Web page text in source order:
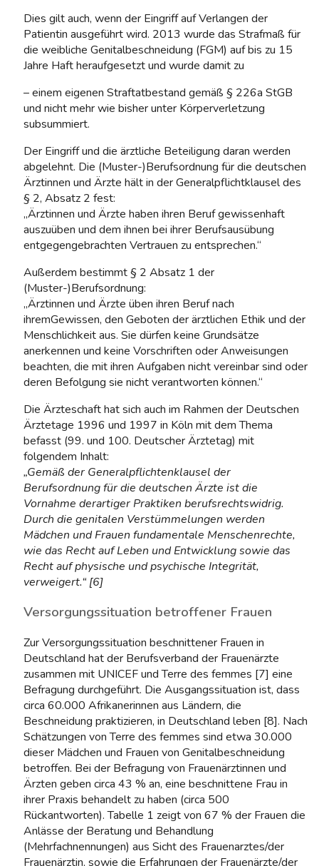
Dies gilt auch, wenn der Eingriff auf Verlangen der
Patientin ausgeführt wird. 2013 wurde das Strafmaß für
die weibliche Genitalbeschneidung (FGM) auf bis zu 15
Jahre Haft heraufgesetzt und wurde damit zu
– einem eigenen Straftatbestand gemäß § 226a StGB
und nicht mehr wie bisher unter Körperverletzung
subsummiert.
Der Eingriff und die ärztliche Beteiligung daran werden
abgelehnt. Die (Muster-)Berufsordnung für die deutschen
Ärztinnen und Ärzte hält in der Generalpflichtklausel des
§ 2, Absatz 2 fest:
„Ärztinnen und Ärzte haben ihren Beruf gewissenhaft
auszuüben und dem ihnen bei ihrer Berufsausübung
entgegengebrachten Vertrauen zu entsprechen.“
Außerdem bestimmt § 2 Absatz 1 der
(Muster-)Berufsordnung:
„Ärztinnen und Ärzte üben ihren Beruf nach
ihremGewissen, den Geboten der ärztlichen Ethik und der
Menschlichkeit aus. Sie dürfen keine Grundsätze
anerkennen und keine Vorschriften oder Anweisungen
beachten, die mit ihren Aufgaben nicht vereinbar sind oder
deren Befolgung sie nicht verantworten können.“
Die Ärzteschaft hat sich auch im Rahmen der Deutschen
Ärztetage 1996 und 1997 in Köln mit dem Thema
befasst (99. und 100. Deutscher Ärztetag) mit
folgendem Inhalt:
„Gemäß der Generalpflichtenklausel der
Berufsordnung für die deutschen Ärzte ist die
Vornahme derartiger Praktiken berufsrechtswidrig.
Durch die genitalen Verstümmelungen werden
Mädchen und Frauen fundamentale Menschenrechte,
wie das Recht auf Leben und Entwicklung sowie das
Recht auf physische und psychische Integrität,
verweigert.“ [6]
Versorgungssituation betroffener Frauen
Zur Versorgungssituation beschnittener Frauen in
Deutschland hat der Berufsverband der Frauenärzte
zusammen mit UNICEF und Terre des femmes [7] eine
Befragung durchgeführt. Die Ausgangssituation ist, dass
circa 60.000 Afrikanerinnen aus Ländern, die
Beschneidung praktizieren, in Deutschland leben [8]. Nach
Schätzungen von Terre des femmes sind etwa 30.000
dieser Mädchen und Frauen von Genitalbeschneidung
betroffen. Bei der Befragung von Frauenärztinnen und
Ärzten geben circa 43 % an, eine beschnittene Frau in
ihrer Praxis behandelt zu haben (circa 500
Rückantworten). Tabelle 1 zeigt von 67 % der Frauen die
Anlässe der Beratung und Behandlung
(Mehrfachnennungen) aus Sicht des Frauenarztes/der
Frauenärztin, sowie die Erfahrungen der Frauenärzte/der